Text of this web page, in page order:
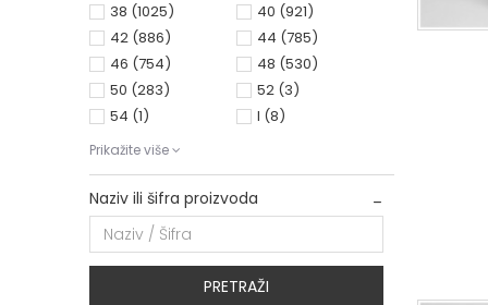
38 (1025) 40 (921)
42 (886) 44 (785)
46 (754) 48 (530)
50 (283) 52 (3)
54 (1) l (8)
Prikažite više
Naziv ili šifra proizvoda
PRETRAŽI